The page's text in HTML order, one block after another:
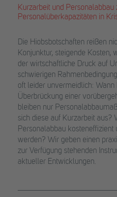
Kurzarbeit und Personalabbau
Personalüberkapazitäten in
Die Hiobsbotschaften reißen
Konjunktur, steigende Kosten,
der wirtschaftliche Druck auf
schwierigen
oft leider unvermeidlich: Wann
Überbrückung einer
bleiben nur
sich diese auf Kurzarbeit aus?
Personalabbau kosteneffizient
werden? Wir geben einen
zur Verfügung stehenden
aktueller Entwicklungen.